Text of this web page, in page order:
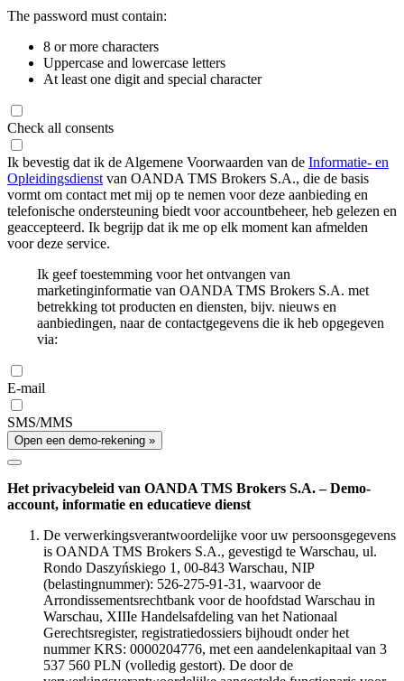
The password must contain:
8 or more characters
Uppercase and lowercase letters
At least one digit and special character
Check all consents
Ik bevestig dat ik de Algemene Voorwaarden van de Informatie- en
Opleidingsdienst van OANDA TMS Brokers S.A., die de basis
vormt om contact met mij op te nemen voor deze aanbieding en
telefonische ondersteuning biedt voor accountbeheer, heb gelezen en
geaccepteerd. Ik begrijp dat ik me op elk moment kan afmelden
voor deze service.
Ik geef toestemming voor het ontvangen van
marketinginformatie van OANDA TMS Brokers S.A. met
betrekking tot producten en diensten, bijv. nieuws en
aanbiedingen, naar de contactgegevens die ik heb opgegeven
via:
E-mail
SMS/MMS
Open een demo-rekening »
Het privacybeleid van OANDA TMS Brokers S.A. – Demo-
account, informatie en educatieve dienst
De verwerkingsverantwoordelijke voor uw persoonsgegevens
is OANDA TMS Brokers S.A., gevestigd te Warschau, ul.
Rondo Daszyńskiego 1, 00-843 Warschau, NIP
(belastingnummer): 526-275-91-31, waarvoor de
Arrondissementsrechtbank voor de hoofdstad Warschau in
Warschau, XIIIe Handelsafdeling van het Nationaal
Gerechtsregister, registratiedossiers bijhoudt onder het
nummer KRS: 0000204776, met een aandelenkapitaal van 3
537 560 PLN (volledig gestort). De door de